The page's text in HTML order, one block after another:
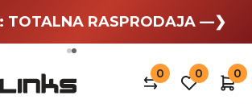
odmor —❯
TOTALNA RASPRODAJA —❯
0 0 0